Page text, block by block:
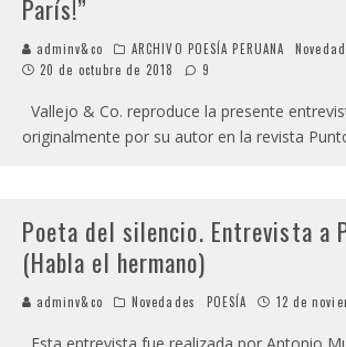
París!”
adminv&co ARCHIVO POESÍA PERUANA
20 de octubre de 2018
9
Vallejo & Co. reproduce la presente
originalmente por su autor en la revista
Poeta del silencio. Entrevista a
(Habla el hermano)
adminv&co Novedades POESÍA 12 de